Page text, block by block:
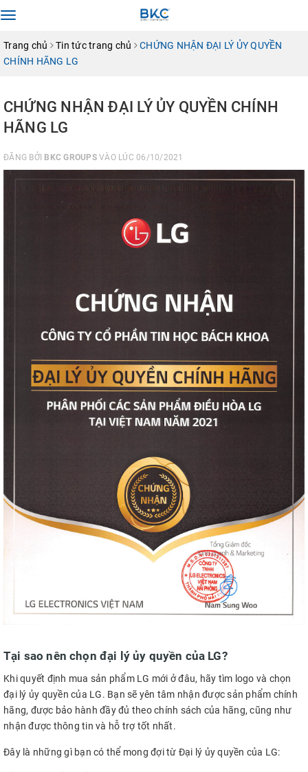
Toggle
Trang chủ
Tin tức trang chủ
CHỨNG NHẬN ĐẠI LÝ ỦY QUYỀN
CHÍNH HÃNG LG
CHỨNG NHẬN ĐẠI LÝ ỦY QUYỀN CHÍNH
HÃNG LG
ĐĂNG BỞI BKC GROUPSVÀO LÚC 06/10/2021
Tại sao nên chọn đại lý ủy quyền của LG?
Khi quyết định mua sản phẩm LG mới ở đâu, hãy tìm logo và chọn
đại lý ủy quyền của LG. Bạn sẽ yên tâm nhận được sản phẩm chính
hãng, được bảo hành đầy đủ theo chính sách của hãng, cũng như
nhận được thông tin và hỗ trợ tốt nhất.
Đây là những gì bạn có thể mong đợi từ Đại lý ủy quyền của LG: